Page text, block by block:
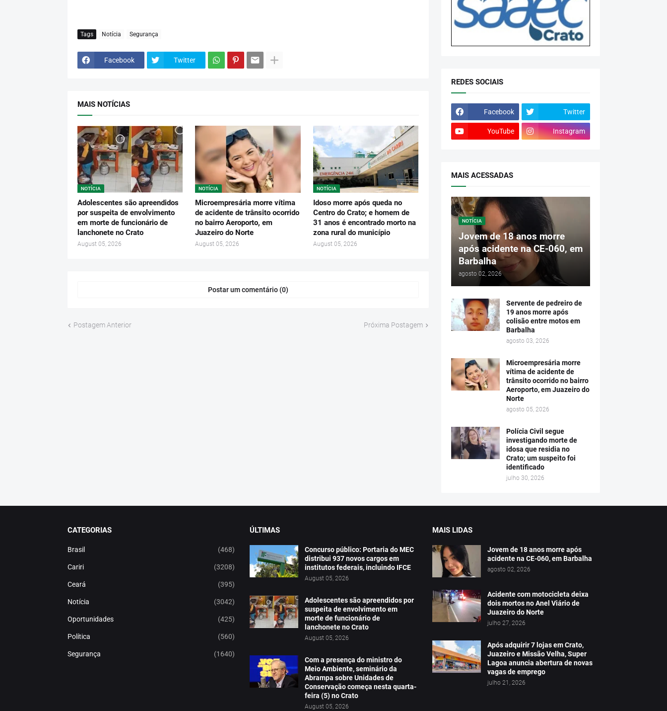
Tags Notícia Segurança
Facebook Twitter
MAIS NOTÍCIAS
NOTÍCIA
Adolescentes são apreendidos
por suspeita de envolvimento
em morte de funcionário de
lanchonete no Crato
August 05, 2026
NOTÍCIA
Microempresária morre vítima
de acidente de trânsito ocorrido
no bairro Aeroporto, em
Juazeiro do Norte
August 05, 2026
NOTÍCIA
Idoso morre após queda no
Centro do Crato; e homem de
31 anos é encontrado morto na
zona rural do município
August 05, 2026
Postar um comentário (0)
Postagem Anterior Próxima Postagem
REDES SOCIAIS
Facebook Twitter
YouTube Instagram
MAIS ACESSADAS
NOTÍCIA
Jovem de 18 anos morre
após acidente na CE-060, em
Barbalha
agosto 02, 2026
Servente de pedreiro de
19 anos morre após
colisão entre motos em
Barbalha
agosto 03, 2026
Microempresária morre
vítima de acidente de
trânsito ocorrido no bairro
Aeroporto, em Juazeiro do
Norte
agosto 05, 2026
Polícia Civil segue
investigando morte de
idosa que residia no
Crato; um suspeito foi
identificado
julho 30, 2026
CATEGORIAS
Brasil (468)
Cariri (3208)
Ceará (395)
Notícia (3042)
Oportunidades (425)
Política (560)
Segurança (1640)
ÚLTIMAS
Concurso público: Portaria do MEC
distribui 937 novos cargos em
institutos federais, incluindo IFCE
August 05, 2026
Adolescentes são apreendidos por
suspeita de envolvimento em
morte de funcionário de
lanchonete no Crato
August 05, 2026
Com a presença do ministro do
Meio Ambiente, seminário da
Abrampa sobre Unidades de
Conservação começa nesta quarta-
feira (5) no Crato
August 05, 2026
MAIS LIDAS
Jovem de 18 anos morre após
acidente na CE-060, em Barbalha
agosto 02, 2026
Acidente com motocicleta deixa
dois mortos no Anel Viário de
Juazeiro do Norte
julho 27, 2026
Após adquirir 7 lojas em Crato,
Juazeiro e Missão Velha, Super
Lagoa anuncia abertura de novas
vagas de emprego
julho 21, 2026